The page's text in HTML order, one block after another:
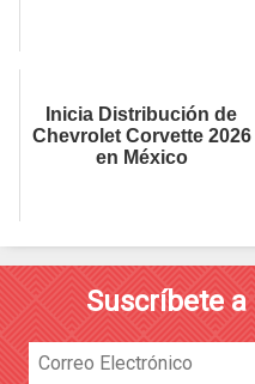
Inicia Distribución de
Chevrolet Corvette 2026
en México
Suscríbete